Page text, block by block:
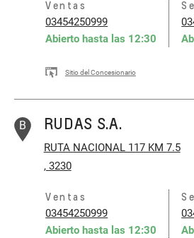
Ventas
03454250999
Abierto hasta las 12:30
Sitio del Concesionario
B RUDAS S.A.
RUTA NACIONAL 117 KM 7.5
, 3230
Ventas
03454250999
Abierto hasta las 12:30